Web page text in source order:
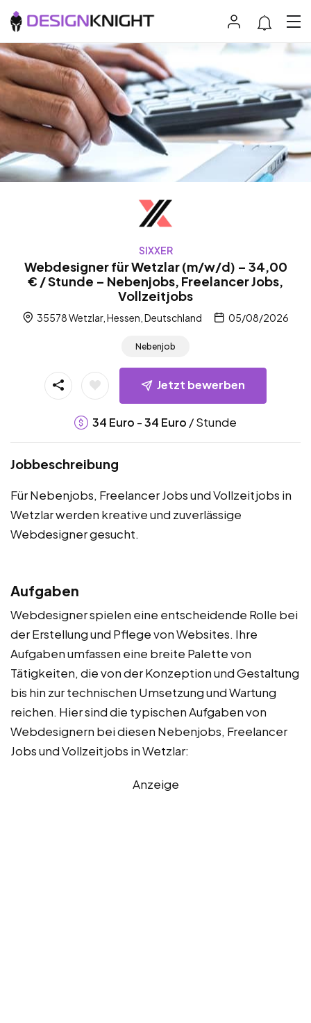
SIXXER
Webdesigner für Wetzlar (m/w/d) – 34,00
€ / Stunde – Nebenjobs, Freelancer Jobs,
Vollzeitjobs
35578 Wetzlar, Hessen, Deutschland 05/08/2026
Nebenjob
Jetzt bewerben
34 Euro -34 Euro / Stunde
Jobbeschreibung
Für Nebenjobs, Freelancer Jobs und Vollzeitjobs in
Wetzlar werden kreative und zuverlässige
Webdesigner gesucht.
Aufgaben
Webdesigner spielen eine entscheidende Rolle bei
der Erstellung und Pflege von Websites. Ihre
Aufgaben umfassen eine breite Palette von
Tätigkeiten, die von der Konzeption und Gestaltung
bis hin zur technischen Umsetzung und Wartung
reichen. Hier sind die typischen Aufgaben von
Webdesignern bei diesen Nebenjobs, Freelancer
Jobs und Vollzeitjobs in Wetzlar:
Anzeige